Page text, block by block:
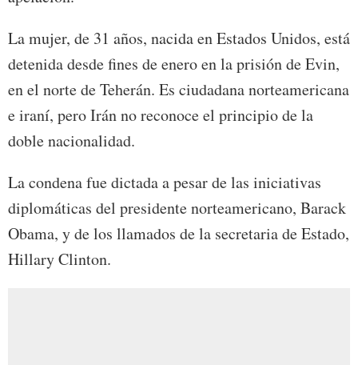
La mujer, de 31 años, nacida en Estados Unidos, está
detenida desde fines de enero en la prisión de Evin,
en el norte de Teherán. Es ciudadana norteamericana
e iraní, pero Irán no reconoce el principio de la
doble nacionalidad.
La condena fue dictada a pesar de las iniciativas
diplomáticas del presidente norteamericano, Barack
Obama, y de los llamados de la secretaria de Estado,
Hillary Clinton.